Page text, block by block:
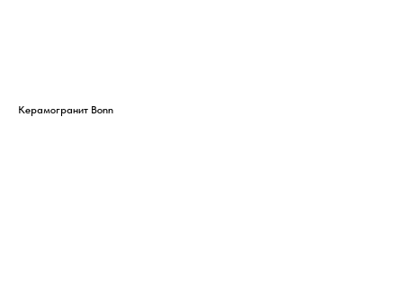
Керамогранит Bonn